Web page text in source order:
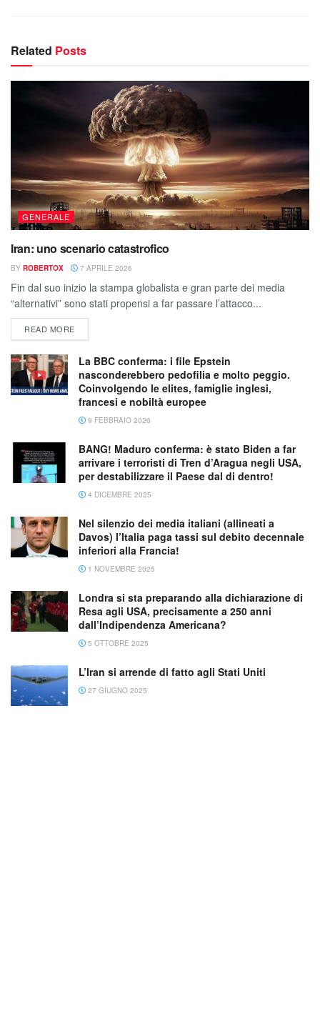
Related Posts
GENERALE
Iran: uno scenario catastrofico
BY ROBERTOX 7 APRILE 2026
Fin dal suo inizio la stampa globalista e gran parte dei media
“alternativi” sono stati propensi a far passare l’attacco...
READ MORE
La BBC conferma: i file Epstein
nasconderebbero pedofilia e molto peggio.
Coinvolgendo le elites, famiglie inglesi,
francesi e nobiltà europee
9 FEBBRAIO 2026
BANG! Maduro conferma: è stato Biden a far
arrivare i terroristi di Tren d’Aragua negli USA,
per destabilizzare il Paese dal di dentro!
4 DICEMBRE 2025
Nel silenzio dei media italiani (allineati a
Davos) l’Italia paga tassi sul debito decennale
inferiori alla Francia!
1 NOVEMBRE 2025
Londra si sta preparando alla dichiarazione di
Resa agli USA, precisamente a 250 anni
dall’Indipendenza Americana?
5 OTTOBRE 2025
L’Iran si arrende di fatto agli Stati Uniti
27 GIUGNO 2025